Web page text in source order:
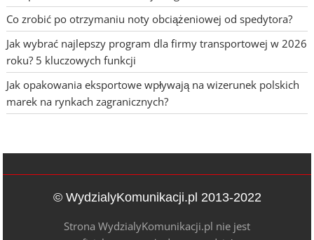
Co zrobić po otrzymaniu noty obciążeniowej od spedytora?
Jak wybrać najlepszy program dla firmy transportowej w 2026
roku? 5 kluczowych funkcji
Jak opakowania eksportowe wpływają na wizerunek polskich
marek na rynkach zagranicznych?
© WydzialyKomunikacji.pl 2013-2022
Strona WydzialyKomunikacji.pl nie jest